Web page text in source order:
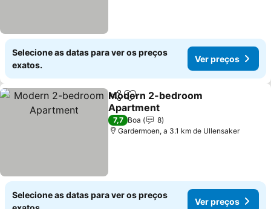
Selecione as datas para ver os preços
exatos.
Ver preços
PartilharAdicionar aos favoritos
Modern 2-bedroom
Apartment
7,7 Boa
8
Gardermoen, a 3.1 km de Ullensaker
Selecione as datas para ver os preços
Ver preços